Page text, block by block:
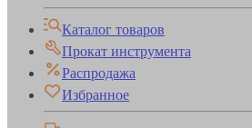
Каталог товаров
Прокат инструмента
Распродажа
Избранное